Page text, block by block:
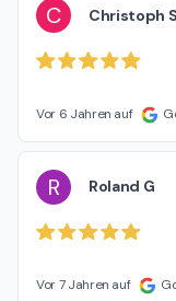
C Christoph S
Vor 6 Jahren auf
R Roland G
Vor 7 Jahren auf